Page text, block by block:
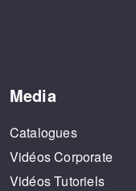
Media
Catalogues
Vidéos Corporate
Vidéos Tutoriels